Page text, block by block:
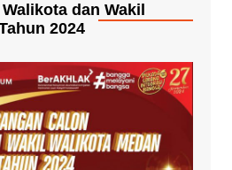
dan Wakil
2024